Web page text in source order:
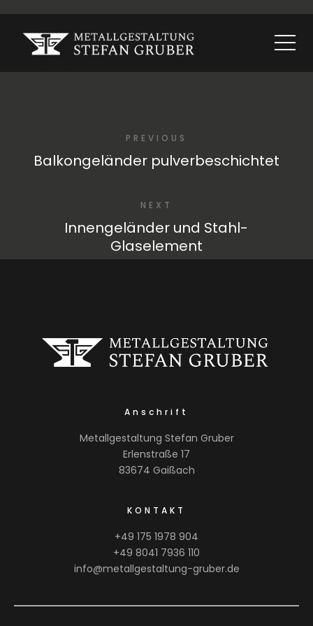
PREVIOUS
Balkongeländer pulverbeschichtet
NEXT
Innengeländer und Stahl-
Glaselement
Anschrift
Metallgestaltung Stefan Gruber
Erlenstraße 17
83674 Gaißach
KONTAKT
+49 175 1978 904
+49 8041 7936 110
info@metallgestaltung-gruber.de